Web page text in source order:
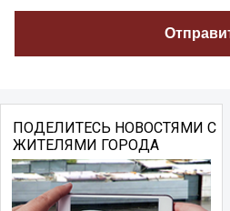
ПОДЕЛИТЕСЬ НОВОСТЯМИ С
ЖИТЕЛЯМИ ГОРОДА